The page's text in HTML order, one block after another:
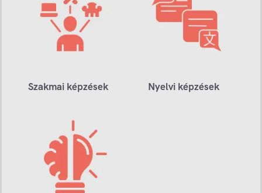
Szakmai képzések Nyelvi képzések